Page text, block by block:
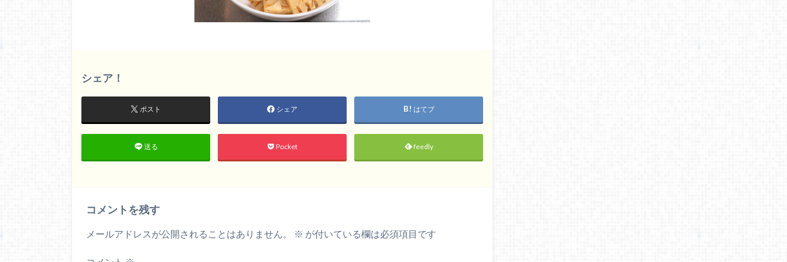
シェア！
ポスト シェア はてブ
送る Pocket feedly
コメントを残す
メールアドレスが公開されることはありません。 ※ が付いている欄は必須項目です